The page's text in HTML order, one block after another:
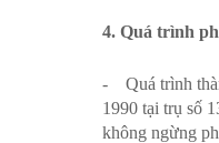
4. Quá trình
- Quá trình
1990 tại trụ số
không ngừng